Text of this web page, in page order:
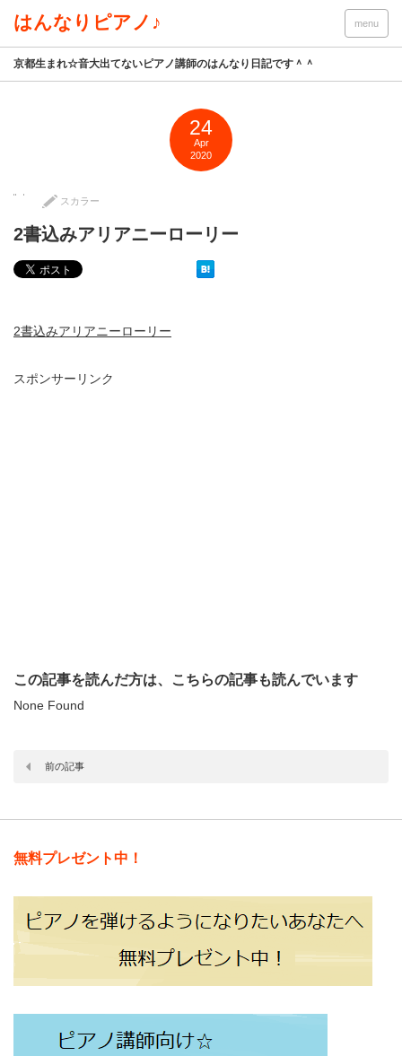
はんなりピアノ♪ menu
京都生まれ☆音大出てないピアノ講師のはんなり日記です＾＾
24
Apr
2020
スカラー
2書込みアリアニーローリー
2書込みアリアニーローリー
スポンサーリンク
この記事を読んだ方は、こちらの記事も読んでいます
None Found
前の記事
無料プレゼント中！